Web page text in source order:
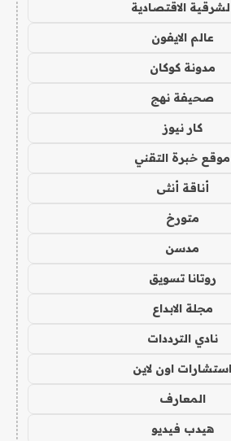
الاقتصادية
عالم الايفون
مدونة كوكان
صحيفة نهج
كار نيوز
موقع خبرة التقني
أناقة أنثى
متورخ
مدسن
روتانا تسويق
مجلة الابداع
نادي الترددات
استشارات اون لاين
المعارف
هيدب فيديو